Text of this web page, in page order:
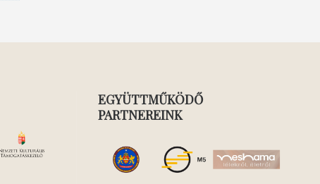
EGYÜTTMŰKÖDŐ
PARTNEREINK